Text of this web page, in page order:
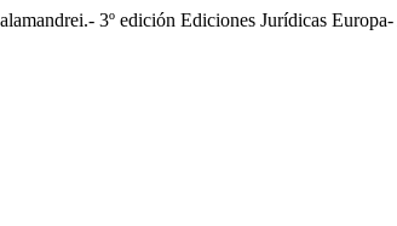
3º edición Ediciones Jurídicas Europa-